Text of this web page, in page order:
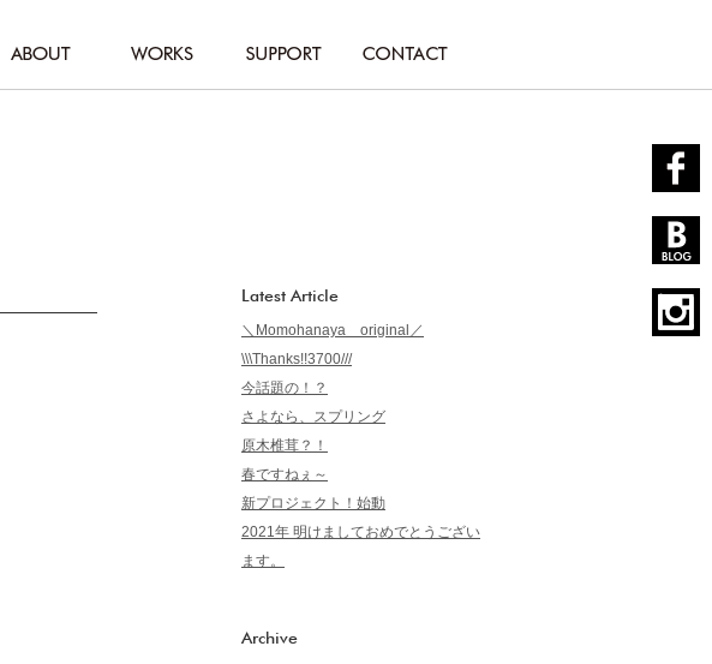
Latest Article
＼Momohanaya original／
\\\Thanks!!3700///
今話題の！？
さよなら、スプリング
原木椎茸？！
春ですねぇ～
新プロジェクト！始動
2021年 明けましておめでとうござい
ます。
Archive